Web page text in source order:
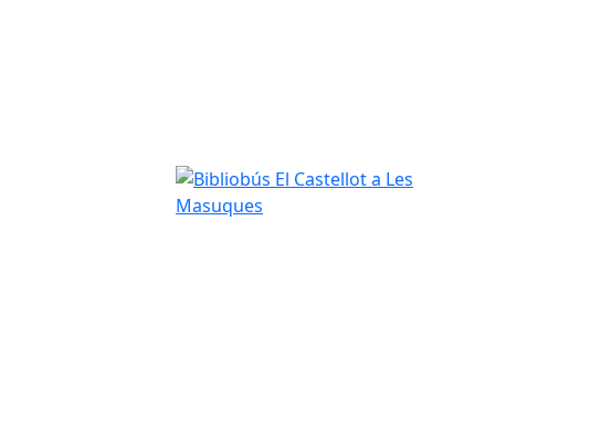
Bibliobús El Castellot a Les Masuques